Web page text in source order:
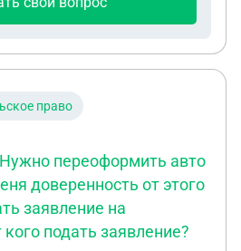
право
переоформить авто
доверенность от этого
заявление на
кого подать заявление?